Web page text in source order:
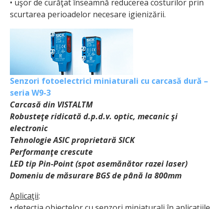
• uşor de curăţat înseamnă reducerea costurilor prin
scurtarea perioadelor necesare igienizării.
Senzori fotoelectrici miniaturali cu carcasă dură –
seria W9-3
Carcasă din VISTALTM
Robusteţe ridicată d.p.d.v. optic, mecanic şi
electronic
Tehnologie ASIC proprietară SICK
Performanţe crescute
LED tip Pin-Point (spot asemănător razei laser)
Domeniu de măsurare BGS de până la 800mm
Aplicaţii: